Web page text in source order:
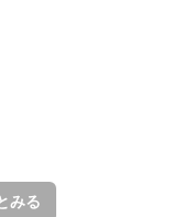
みる